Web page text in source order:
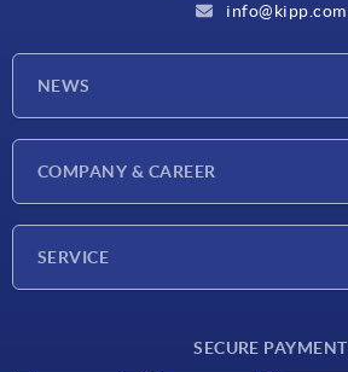
info@kipp.com
NEWS
Press Reports
COMPANY & CAREER
SERVICE
SECURE PAYMENT